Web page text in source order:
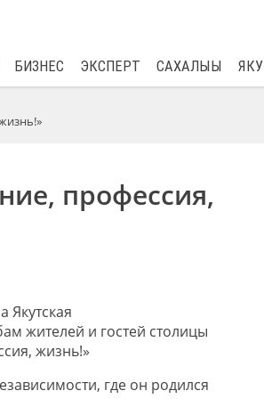
БИЗНЕС ЭКСПЕРТ САХАЛЫЫ
профессия,
Якутская
жителей и гостей столицы
жизнь!»
где он родился